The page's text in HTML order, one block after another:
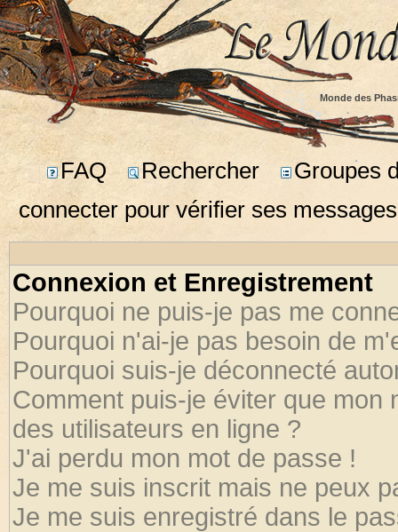
Monde des
FAQ Rechercher
Groupes
connecter pour vérifier ses
Connexion et Enregistrement
Pourquoi ne puis-je pas me
Pourquoi n'ai-je pas besoin de
Pourquoi suis-je déconnecté
Comment puis-je éviter que mon
des utilisateurs en ligne ?
J'ai perdu mon mot de passe !
Je me suis inscrit mais ne peux
Je me suis enregistré dans le